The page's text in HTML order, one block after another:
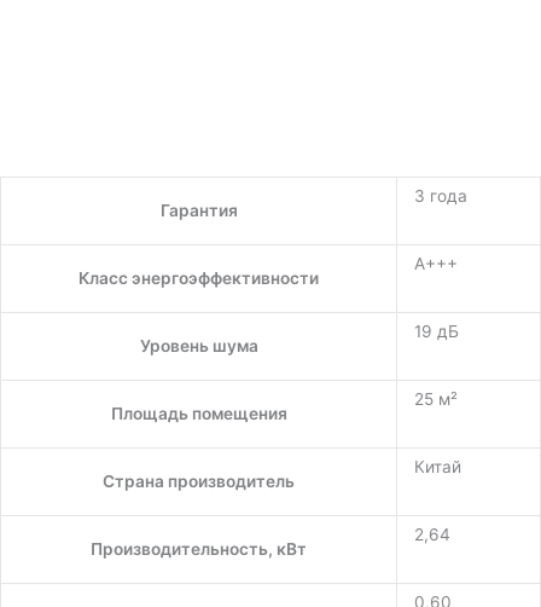
Гарантия
3 года
Класс энергоэффективности
A+++
Уровень шума
19 дБ
Площадь помещения
25 м²
Страна производитель
Китай
Производительность, кВт
2,64
0,60